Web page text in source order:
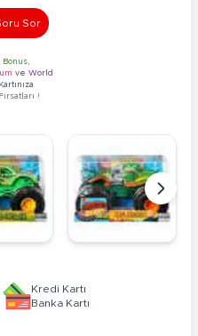
Sor
Bonus
ve World
!
Kredi Kartı
Banka Kartı